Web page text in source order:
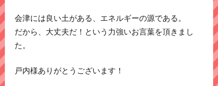
会津には良い土がある、エネルギーの源である。
だから、大丈夫だ！という力強いお言葉を頂きまし
た。
戸内様ありがとうございます！